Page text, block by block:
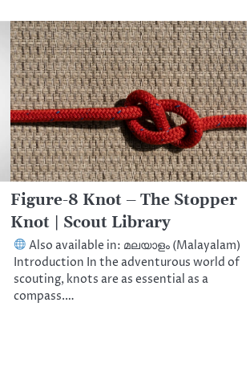
Figure-8 Knot – The Stopper
Knot | Scout Library
Also available in: മലയാളം (Malayalam)
Introduction In the adventurous world of
scouting, knots are as essential as a
compass.…